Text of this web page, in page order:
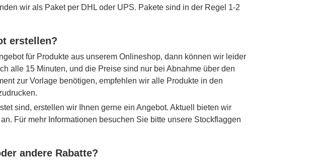
wir als Paket per DHL oder UPS. Pakete sind in der Regel 1-2
erstellen?
für Produkte aus unserem Onlineshop, dann können wir leider
alle 15 Minuten, und die Preise sind nur bei Abnahme über den
zur Vorlage benötigen, empfehlen wir alle Produkte in den
sind, erstellen wir Ihnen gerne ein Angebot. Aktuell bieten wir
Für mehr Informationen besuchen Sie bitte unsere Stockflaggen
andere Rabatte?